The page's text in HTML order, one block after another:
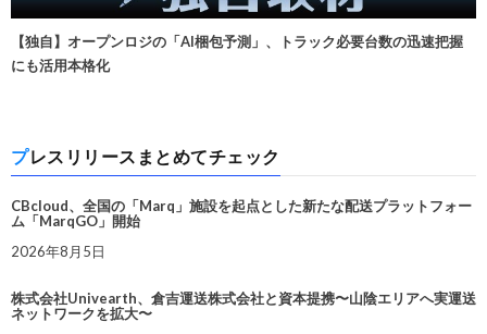
【独自】オープンロジの「AI梱包予測」、トラック必要台数の迅速把握
にも活用本格化
プレスリリースまとめてチェック
CBcloud、全国の「Marq」施設を起点とした新たな配送プラットフォー
ム「MarqGO」開始
2026年8月5日
株式会社Univearth、倉吉運送株式会社と資本提携〜山陰エリアへ実運送
ネットワークを拡大〜